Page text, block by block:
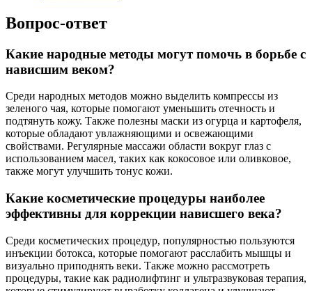
Вопрос-ответ
Какие народные методы могут помочь в борьбе с
нависшим веком?
Среди народных методов можно выделить компрессы из
зеленого чая, которые помогают уменьшить отечность и
подтянуть кожу. Также полезны маски из огурца и картофеля,
которые обладают увлажняющими и освежающими
свойствами. Регулярные массажи области вокруг глаз с
использованием масел, таких как кокосовое или оливковое,
также могут улучшить тонус кожи.
Какие косметические процедуры наиболее
эффективны для коррекции нависшего века?
Среди косметических процедур, популярностью пользуются
инъекции ботокса, которые помогают расслабить мышцы и
визуально приподнять веки. Также можно рассмотреть
процедуры, такие как радиолифтинг и ультразвуковая терапия,